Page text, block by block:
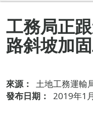
工務局正
路斜坡加
來源：
土地工務運輸
發布日期：
2019年1